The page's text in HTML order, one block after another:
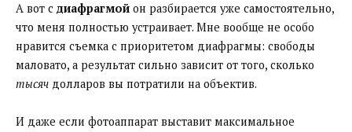
А вот с диафрагмой он разбирается уже самостоятельно,
что меня полностью устраивает. Мне вообще не особо
нравится съемка с приоритетом диафрагмы: свободы
маловато, а результат сильно зависит от того, сколько
тысяч долларов вы потратили на объектив.
И даже если фотоаппарат выставит максимальное